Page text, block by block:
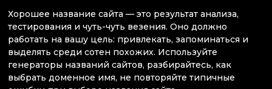
Хорошее название сайта — это результат анализа,
тестирования и чуть-чуть везения. Оно должно
работать на вашу цель: привлекать, запоминаться и
выделять среди сотен похожих. Используйте
генераторы названий сайтов, разбирайтесь, как
выбрать доменное имя, не повторяйте типичные